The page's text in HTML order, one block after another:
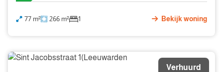
77 m² 266 m² 1 Bekijk woning
Verhuurd